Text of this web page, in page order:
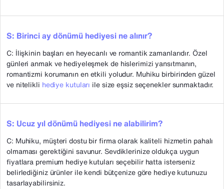
S: Birinci ay dönümü hediyesi ne alınır?
C: İlişkinin başları en heyecanlı ve romantik zamanlarıdır. Özel
günleri anmak ve hediyeleşmek de hislerimizi yansıtmanın,
romantizmi korumanın en etkili yoludur. Muhiku birbirinden güzel
ve nitelikli hediye kutuları ile size eşsiz seçenekler sunmaktadır.
S: Ucuz yıl dönümü hediyesi ne alabilirim?
C: Muhiku, müşteri dostu bir firma olarak kaliteli hizmetin pahalı
olmaması gerektiğini savunur. Sevdiklerinize oldukça uygun
fiyatlara premium hediye kutuları seçebilir hatta isterseniz
belirlediğiniz ürünler ile kendi bütçenize göre hediye kutunuzu
tasarlayabilirsiniz.